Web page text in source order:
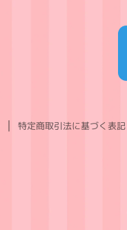
特定商取引法に基づく表記